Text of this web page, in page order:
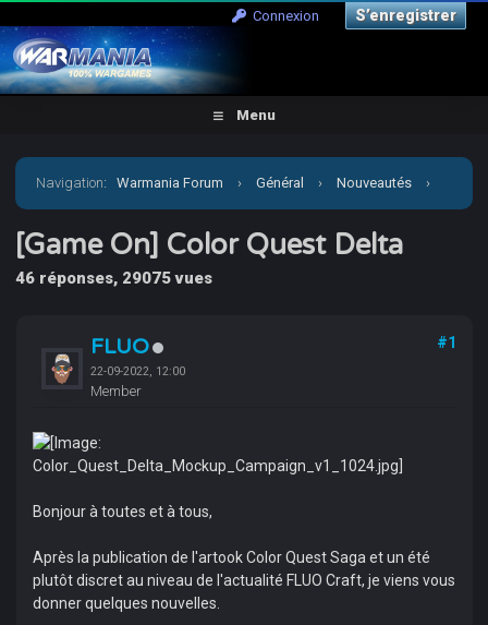
Connexion S’enregistrer
Menu
Navigation:Warmania Forum › Général › Nouveautés ›
[Game On] Color Quest Delta
[Game On] Color Quest Delta
46 réponses, 29075 vues
FLUO
22-09-2022, 12:00
Member
#1
Bonjour à toutes et à tous,
Après la publication de l'artook Color Quest Saga et un été
plutôt discret au niveau de l'actualité FLUO Craft, je viens vous
donner quelques nouvelles.